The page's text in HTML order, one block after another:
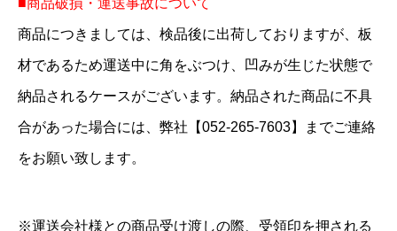
■商品破損・運送事故について
商品につきましては、検品後に出荷しておりますが、板
材であるため運送中に角をぶつけ、凹みが生じた状態で
納品されるケースがございます。納品された商品に不具
合があった場合には、弊社【052-265-7603】までご連絡
をお願い致します。
※運送会社様との商品受け渡しの際、受領印を押される